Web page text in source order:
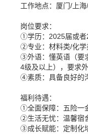
工作地点：厦门/上
岗位要求：
①学历：2025届或者
②专业：材料类/化学
③外语：懂英语（要
4级及以上），要求
④素质：具备良好的
福利待遇：
①全面保障：五险一
②生活无忧：温馨宿
③成长赋能：定制化